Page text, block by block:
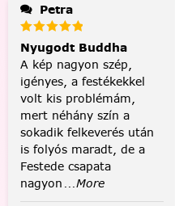
Petra
Nyugodt Buddha
A kép nagyon szép,
igényes, a festékekkel
volt kis problémám,
mert néhány szín a
sokadik felkeverés után
is folyós maradt, de a
Festede csapata
nagyon ...More